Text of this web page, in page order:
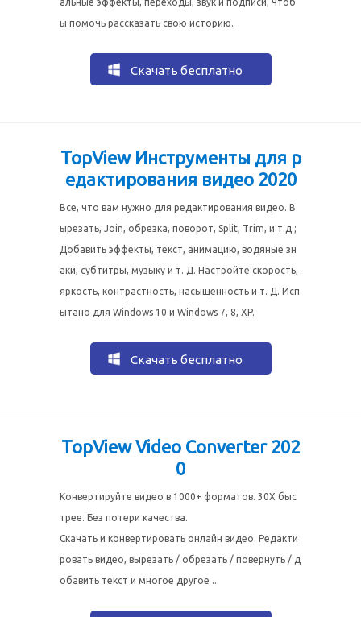
ы помочь рассказать свою историю.
Скачать бесплатно
TopView Инструменты для р
едактирования видео 2020
Все, что вам нужно для редактирования видео. В
ырезать, Join, обрезка, поворот, Split, Trim, и т.д.;
Добавить эффекты, текст, анимацию, водяные зн
аки, субтитры, музыку и т. Д. Настройте скорость,
яркость, контрастность, насыщенность и т. Д. Исп
ытано для Windows 10 и Windows 7, 8, XP.
Скачать бесплатно
TopView Video Converter 202
0
Конвертируйте видео в 1000+ форматов. 30X быс
трее. Без потери качества.
Скачать и конвертировать онлайн видео. Редакти
ровать видео, вырезать / обрезать / повернуть / д
обавить текст и многое другое ...